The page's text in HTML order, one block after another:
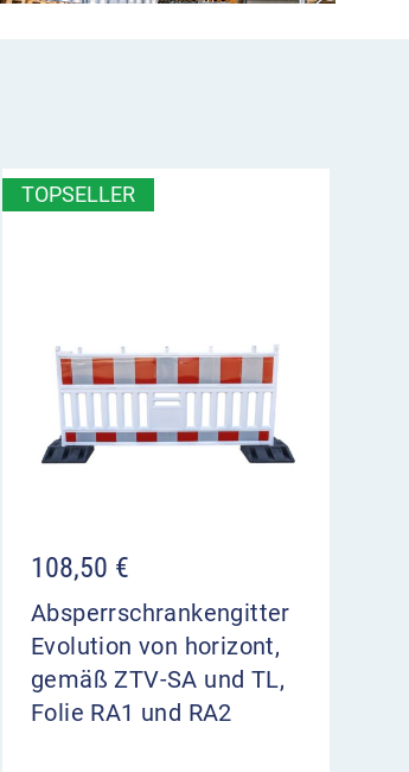
TOPSELLER
108,50 €
Absperrschrankengitter
Evolution von horizont,
gemäß ZTV-SA und TL,
Folie RA1 und RA2